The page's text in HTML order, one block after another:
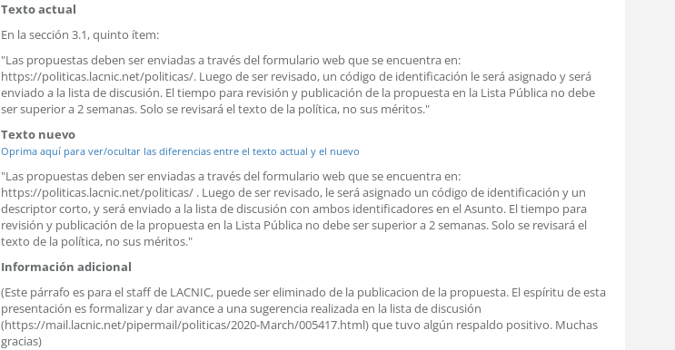
Texto actual
En la sección 3.1, quinto ítem:
"Las propuestas deben ser enviadas a través del formulario web que se encuentra en:
https://politicas.lacnic.net/politicas/. Luego de ser revisado, un código de identificación le será asignado y será
enviado a la lista de discusión. El tiempo para revisión y publicación de la propuesta en la Lista Pública no debe
ser superior a 2 semanas. Solo se revisará el texto de la política, no sus méritos."
Texto nuevo
Oprima aquí para ver/ocultar las diferencias entre el texto actual y el nuevo
"Las propuestas deben ser enviadas a través del formulario web que se encuentra en:
https://politicas.lacnic.net/politicas/ . Luego de ser revisado, le será asignado un código de identificación y un
descriptor corto, y será enviado a la lista de discusión con ambos identificadores en el Asunto. El tiempo para
revisión y publicación de la propuesta en la Lista Pública no debe ser superior a 2 semanas. Solo se revisará el
texto de la política, no sus méritos."
Información adicional
(Este párrafo es para el staff de LACNIC, puede ser eliminado de la publicacion de la propuesta. El espíritu de esta
presentación es formalizar y dar avance a una sugerencia realizada en la lista de discusión
(https://mail.lacnic.net/pipermail/politicas/2020-March/005417.html) que tuvo algún respaldo positivo. Muchas
gracias)